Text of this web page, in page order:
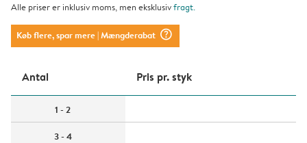
Alle priser er inklusiv moms, men eksklusivfragt.
Køb flere, spar mere| Mængderabat question_mark_circle
Antal Pris pr. styk
1 - 2
3 - 4